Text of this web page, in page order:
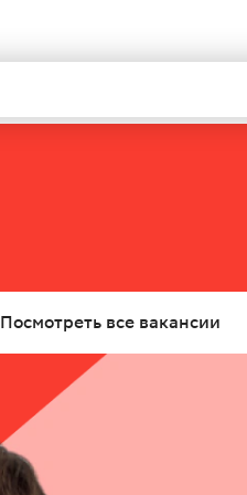
Посмотреть все вакансии